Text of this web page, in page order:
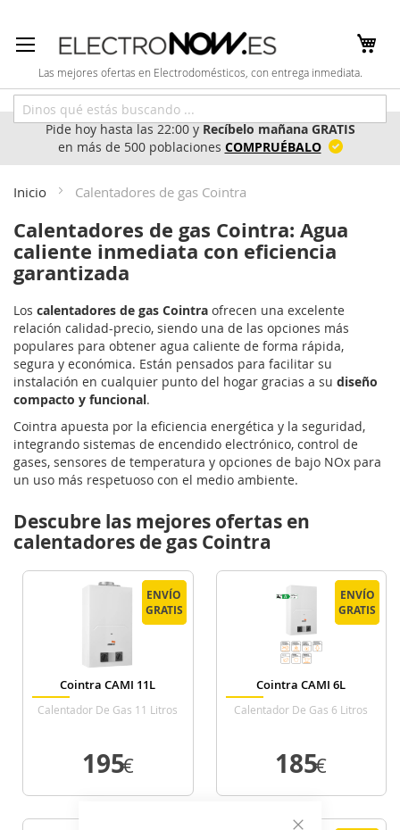
al
contenido
Las mejores ofertas en Electrodomésticos, con entrega inmediata.
Pide hoy hasta las 22:00 yRecíbelo mañana GRATIS
en más de 500 poblaciones COMPRUÉBALO
Inicio Calentadores de gas Cointra
Calentadores de gas Cointra: Agua
caliente inmediata con eficiencia
garantizada
Los calentadores de gas Cointra ofrecen una excelente
relación calidad-precio, siendo una de las opciones más
populares para obtener agua caliente de forma rápida,
segura y económica. Están pensados para facilitar su
instalación en cualquier punto del hogar gracias a su diseño
compacto y funcional.
Cointra apuesta por la eficiencia energética y la seguridad,
integrando sistemas de encendido electrónico, control de
gases, sensores de temperatura y opciones de bajo NOx para
un uso más respetuoso con el medio ambiente.
Descubre las mejores ofertas en
calentadores de gas Cointra
ENVÍO
GRATIS
ENVÍO
GRATIS
Cointra CAMI 11L
Calentador De Gas 11 Litros
195
€
ENVÍO
GRATIS
ENVÍO
GRATIS
Cointra CAMI 6L
Calentador De Gas 6 Litros
185
€